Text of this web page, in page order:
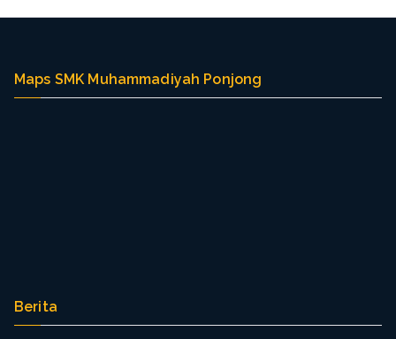
Maps SMK Muhammadiyah Ponjong
Berita